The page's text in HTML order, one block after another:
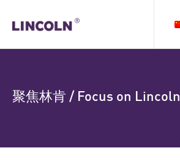
聚焦林肯 / Focus on Lincoln